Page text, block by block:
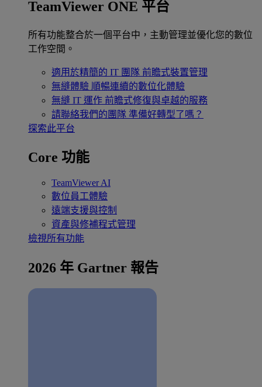
TeamViewer ONE 平台
所有功能整合於一個平台中，主動管理並優化您的數位
工作空間。
適用於精簡的 IT 團隊 前瞻式裝置管理
無縫體驗 順暢連續的數位化體驗
無縫 IT 運作 前瞻式修復與卓越的服務
請聯絡我們的團隊 準備好轉型了嗎？
探索此平台
Core 功能
TeamViewer AI
數位員工體驗
遠端支援與控制
資產與修補程式管理
檢視所有功能
2026 年 Gartner 報告